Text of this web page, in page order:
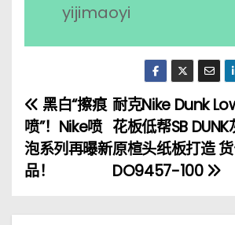
yijimaoyi
文
章
导
航
耐克Nike Dunk
花板低帮SB
原楦头纸板打造 货
DO9457-100
黑白“擦痕
喷”！Nike喷
泡系列再曝新
品！